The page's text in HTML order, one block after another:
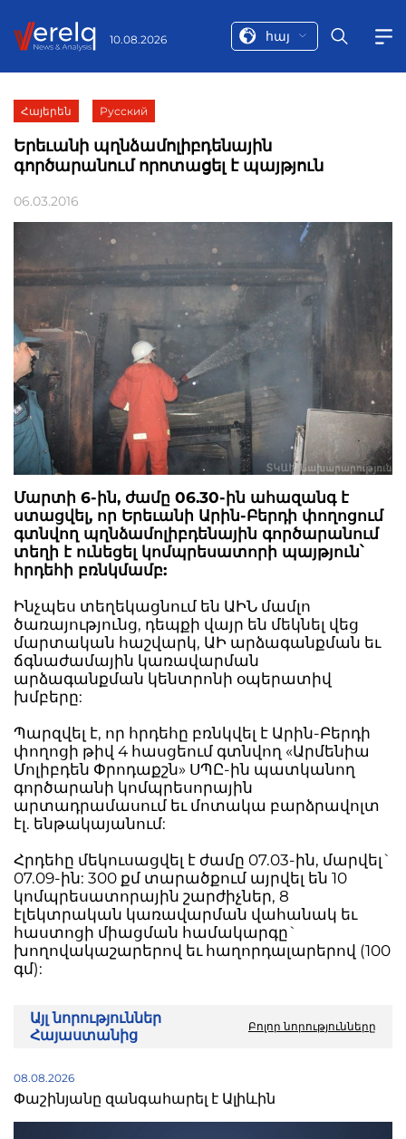
10.08.2026 հայ
Հայերեն Русский
Երեւանի պղնձամոլիբդենային
գործարանում որոտացել է պայթյուն
06.03.2016
Մարտի 6-ին, ժամը 06.30-ին ահազանգ է
ստացվել, որ Երեւանի Արին-Բերդի փողոցում
գտնվող պղնձամոլիբդենային գործարանում
տեղի է ունեցել կոմպրեսատորի պայթյուն՝
հրդեհի բռնկմամբ:
Ինչպես տեղեկացնում են ԱԻՆ մամլո
ծառայությունց, դեպքի վայր են մեկնել վեց
մարտական հաշվարկ, ԱԻ արձագանքման եւ
ճգնաժամային կառավարման
արձագանքման կենտրոնի օպերատիվ
խմբերը:
Պարզվել է, որ հրդեհը բռնկվել է Արին-Բերդի
փողոցի թիվ 4 հասցեում գտնվող «Արմենիա
Մոլիբդեն Փրոդաքշն» ՍՊԸ-ին պատկանող
գործարանի կոմպրեսորային
արտադրամասում եւ մոտակա բարձրավոլտ
էլ. ենթակայանում:
Հրդեհը մեկուսացվել է ժամը 07.03-ին, մարվել`
07.09-ին: 300 քմ տարածքում այրվել են 10
կոմպրեսատորային շարժիչներ, 8
էլեկտրական կառավարման վահանակ եւ
հաստոցի միացման համակարգը`
խողովակաշարերով եւ հաղորդալարերով (100
գմ):
Այլ նորություններ
Հայաստանից
Բոլոր նորությունները
08.08.2026
Փաշինյանը զանգահարել է Ալիևին